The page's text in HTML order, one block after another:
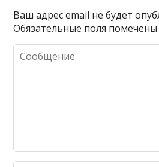
Ваш адрес email не будет
Обязательные поля